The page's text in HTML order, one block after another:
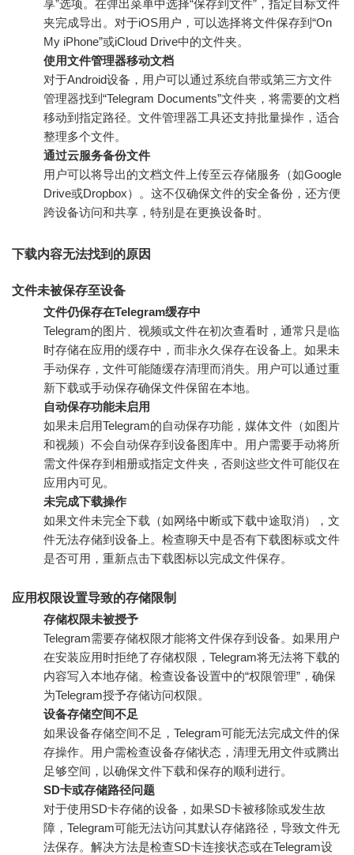
享”选项。在弹出菜单中选择“保存到文件”，指定目标文件
夹完成导出。对于iOS用户，可以选择将文件保存到“On
My iPhone”或iCloud Drive中的文件夹。
使用文件管理器移动文档
对于Android设备，用户可以通过系统自带或第三方文件
管理器找到“Telegram Documents”文件夹，将需要的文档
移动到指定路径。文件管理器工具还支持批量操作，适合
整理多个文件。
通过云服务备份文件
用户可以将导出的文档文件上传至云存储服务（如Google
Drive或Dropbox）。这不仅确保文件的安全备份，还方便
跨设备访问和共享，特别是在更换设备时。
下载内容无法找到的原因
文件未被保存至设备
文件仍保存在Telegram缓存中
Telegram的图片、视频或文件在初次查看时，通常只是临
时存储在应用的缓存中，而非永久保存在设备上。如果未
手动保存，文件可能随缓存清理而消失。用户可以通过重
新下载或手动保存确保文件保留在本地。
自动保存功能未启用
如果未启用Telegram的自动保存功能，媒体文件（如图片
和视频）不会自动保存到设备图库中。用户需要手动将所
需文件保存到相册或指定文件夹，否则这些文件可能仅在
应用内可见。
未完成下载操作
如果文件未完全下载（如网络中断或下载中途取消），文
件无法存储到设备上。检查聊天中是否有下载图标或文件
是否可用，重新点击下载图标以完成文件保存。
应用权限设置导致的存储限制
存储权限未被授予
Telegram需要存储权限才能将文件保存到设备。如果用户
在安装应用时拒绝了存储权限，Telegram将无法将下载的
内容写入本地存储。检查设备设置中的“权限管理”，确保
为Telegram授予存储访问权限。
设备存储空间不足
如果设备存储空间不足，Telegram可能无法完成文件的保
存操作。用户需检查设备存储状态，清理无用文件或腾出
足够空间，以确保文件下载和保存的顺利进行。
SD卡或存储路径问题
对于使用SD卡存储的设备，如果SD卡被移除或发生故
障，Telegram可能无法访问其默认存储路径，导致文件无
法保存。解决方法是检查SD卡连接状态或在Telegram设